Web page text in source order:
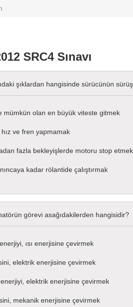
SRC4 Sınavı
şıklardan hangisinde sürücünün
mümkün olan en büyük viteste gitmek
ve fren yapmamak
fazla bekleyişlerde motoru stop etmek
kadar rölantide çalıştırmak
görevi asağıdakilerden hangisidir?
ısı enerjisine çevirmek
elektrik enerjisine çevirmek
elektrik enerjisine çevirmek
mekanik enerjisine çevirmek